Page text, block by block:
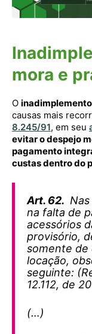
mora e
O
causas mais
8.245/91, em seu
evitar o despejo
pagamento
custas dentro do
Art. 62.
na falta de
acessórios
provisório,
somente de
locação,
seguinte:
12.112, de
(…)